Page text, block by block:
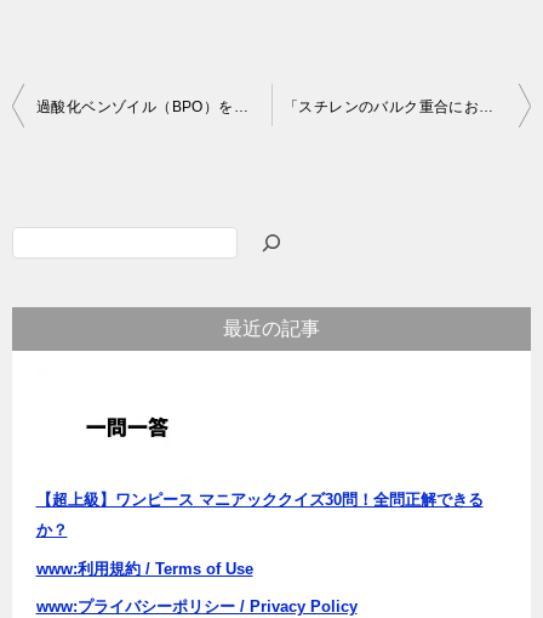
投
ゲ
過酸化ベンゾイル（BPO）を用いたメタクリル酸メチル（MMA）の重合開始反応とその機構 「スチレンのバルク重合における開始剤の効率」スチレンのバルク重合で開始剤：過酸化ベンゾイルを用いると開始剤効率はほぼ1になるのに対し、AIBNを用いると開始剤効率は0.5～0.6となる理由
最近の記事
【超上級】ワンピース マニアッククイズ30問！全問正解できる
か？
www:利用規約 / Terms of Use
www:プライバシーポリシー / Privacy Policy